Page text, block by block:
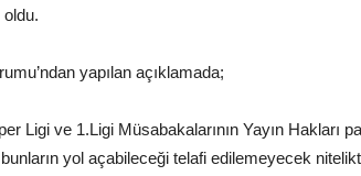
oldu.
yapılan açıklamada;
Ligi ve 1.Ligi Müsabakalarının Yayın Hakları
yol açabileceği telafi edilemeyecek